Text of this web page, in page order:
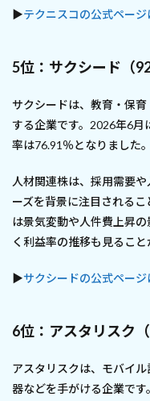
▶テクニスコの公式ページ
5位：サクシード（
サクシードは、教育・保
する企業です。2026年6月
率は76.91％となりました。
人材関連株は、採用需要
ーズを背景に注目される
は景気変動や人件費上昇
く利益率の推移も見ること
▶サクシードの公式ページ
6位：アスタリスク（
アスタリスクは、モバイ
器などを手がける企業で